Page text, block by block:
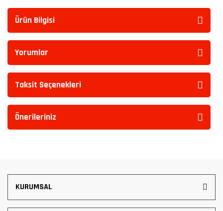
Ürün Bilgisi
Yorumlar
Taksit Seçenekleri
Önerileriniz
KURUMSAL